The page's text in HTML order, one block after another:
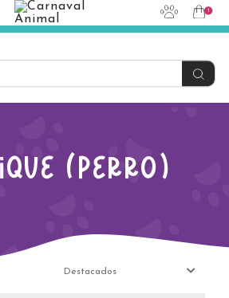
+56939145030
1
(PERRO)